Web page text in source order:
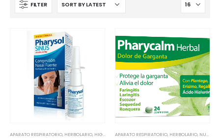
FILTER
APARATO RESPIRATORIO, HERBOLARIO, HIGIENE Y SALUD ,NASAL
APARATO RESPIRATORIO, HERBOLARIO, NUTRICIÓN